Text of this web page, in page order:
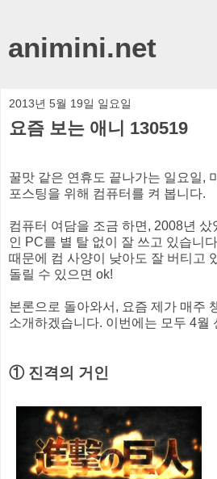
animini.net
2013년 5월 19일 일요일
요즘 보는 애니 130519
꿀맛 같은 연휴도 끝나가는 일요일,
포스팅을 위해 컴퓨터를 켜 봅니다.
컴퓨터 여담을 조금 하면, 2008년 샀
인 PC를 별 탈 없이 잘 쓰고 있습니
때문에 컴 사양이 낮아도 잘 버티고
돌릴 수 있으면 ok!
본론으로 돌아와서, 요즘 제가 매주
소개하겠습니다. 이번에는 모두 4월
① 진격의 거인